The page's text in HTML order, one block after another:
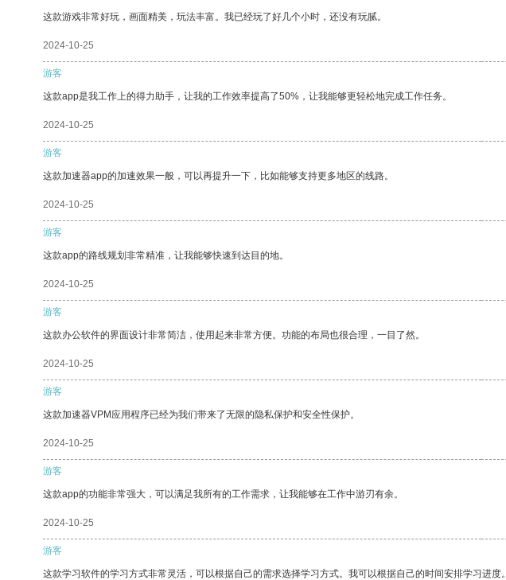
这款游戏非常好玩，画面精美，玩法丰富。我已经玩了好几个小时，还没有玩腻。
2024-10-25
游客
这款app是我工作上的得力助手，让我的工作效率提高了50%，让我能够更轻松地完成工作任务。
2024-10-25
游客
这款加速器app的加速效果一般，可以再提升一下，比如能够支持更多地区的线路。
2024-10-25
游客
这款app的路线规划非常精准，让我能够快速到达目的地。
2024-10-25
游客
这款办公软件的界面设计非常简洁，使用起来非常方便。功能的布局也很合理，一目了然。
2024-10-25
游客
这款加速器VPM应用程序已经为我们带来了无限的隐私保护和安全性保护。
2024-10-25
游客
这款app的功能非常强大，可以满足我所有的工作需求，让我能够在工作中游刃有余。
2024-10-25
游客
这款学习软件的学习方式非常灵活，可以根据自己的需求选择学习方式。我可以根据自己的时间安排学习进度。